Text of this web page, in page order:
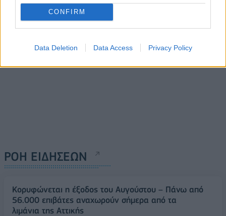
CONFIRM
Data Deletion Data Access Privacy Policy
29/07/2024 - 18:01
ΡΟΗ ΕΙΔΗΣΕΩΝ
Κορυφώνεται η έξοδος του Αυγούστου – Πάνω από
56.000 επιβάτες αναχωρούν σήμερα από τα
λιμάνια της Αττικής